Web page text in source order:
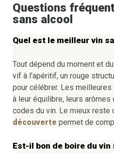
Questions
sans alcool
Quel est le meilleur vin
Tout dépend du moment et
vif à l'apéritif, un rouge
pour célébrer. Les
à leur équilibre, leurs
codes du vin. Le mieux reste
découverte permet de
Est-il bon de boire du vin